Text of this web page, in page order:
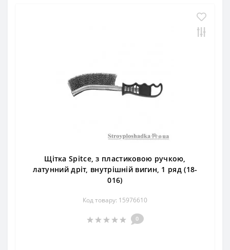
Щітка Spitce, з пластиковою ручкою,
латунний дріт, внутрішній вигин, 1 ряд (18-
016)
Код товару: 15976610
0